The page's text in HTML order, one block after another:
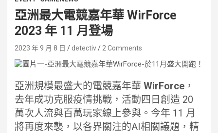
亞洲最大電競嘉年華 WirForce
2023 年 11 月登場
2023 年 9 月 8 日 detectiv 2 Comments
亞洲規模最盛大的電競嘉年華 WirForce ，
去年成功克服疫情挑戰，活動四日創造 20
萬次人流與百萬玩家線上參與。今年 11 月
將再度來襲，以各界關注的AI相關議題，精